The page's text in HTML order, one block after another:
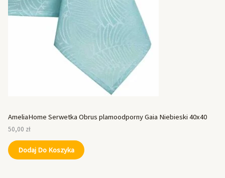
AmeliaHome Serwetka Obrus plamoodporny Gaia Niebieski 40x40
50,00 zł
Dodaj Do Koszyka